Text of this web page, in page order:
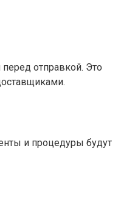
отправкой. Это
и процедуры будут